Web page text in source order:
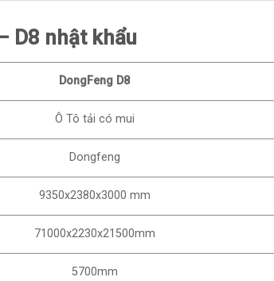
D8 nhật khẩu
DongFeng D8
Ô Tô tải có mui
Dongfeng
9350x2380x3000 mm
71000x2230x21500mm
5700mm